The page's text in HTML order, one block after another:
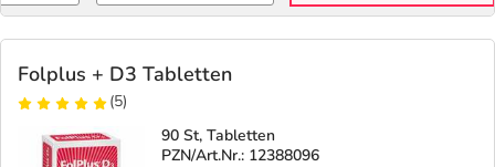
Folplus + D3 Tabletten
(5)
90 St, Tabletten
PZN/Art.Nr.: 12388096